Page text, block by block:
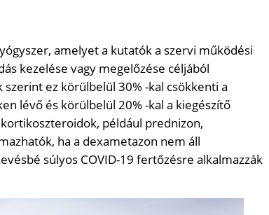
amelyet a kutatók a szervi működési
kezelése vagy megelőzése céljából
ez körülbelül 30% -kal csökkenti a
lévő és körülbelül 20% -kal a kiegészítő
például prednizon,
ha a dexametazon nem áll
súlyos COVID-19 fertőzésre alkalmazzák